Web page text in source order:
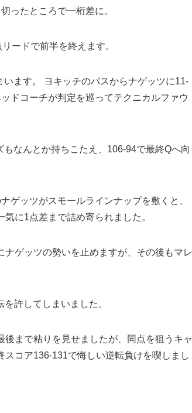
ったところで一桁差に。
ードで前半を終えます。
ます。 ヨキッチのパスからナゲッツに11-
ドコーチが判定を巡ってテクニカルファウ
なんとか持ちこたえ、106-94で最終Qへ向
ゲッツがスモールラインナップを敷くと、
に1点差まで詰め寄られました。
ゲッツの勢いを止めますが、その後もマレ
許してしまいました。
まで粘りを見せましたが、同点を狙うキャ
コア136-131で悔しい逆転負けを喫しまし